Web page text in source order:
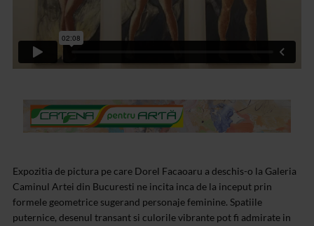
Expozitia de pictura pe care Dorel Facaoaru a deschis-o la Galeria
Caminul Artei din Bucuresti ne incita inca de la inceput prin
formele geometrice sugerand personaje feminine. Spatiile
puternice, desenul transant si culorile vibrante pot fi admirate in